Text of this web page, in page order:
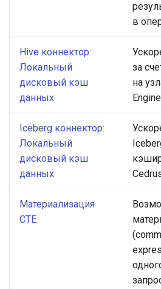
в
Hive коннектор:
Локальный
дисковый кэш
данных
за
на
Iceberg коннектор:
Локальный
дисковый кэш
данных
Материализация
CTE